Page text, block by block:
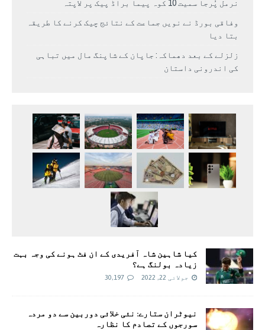
نرمل پُرجا سمیت 10 کوہ پیما براڈ پیک پر لاپتہ
وفاقی بورڈ نے نویں جماعت کے نتائج چیک کرنے کا طریقہ
بتا دیا
زلزلے کے بعد دھماکہ: جاپان کے شاپنگ مال میں تباہی
کی اندرونی داستان
کیا شاہین شاہ آفریدی کے ان فٹ ہونے کی وجہ بہت
زیادہ بولنگ ہے؟
جولائی 22, 2022 30,197
نیوٹران ستارے: نئی خلائی دوربین سے دو مردہ
سورجوں کے تصادم کا نظارہ